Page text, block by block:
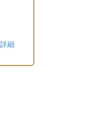
詳細